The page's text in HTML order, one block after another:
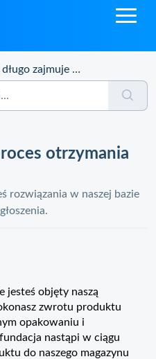
zajmuje proces otrzymania refundacji?
otrzymania
rozwiązania w naszej bazie
jesteś objęty naszą
zwrotu produktu
opakowaniu i
nastąpi w ciągu
do naszego magazynu